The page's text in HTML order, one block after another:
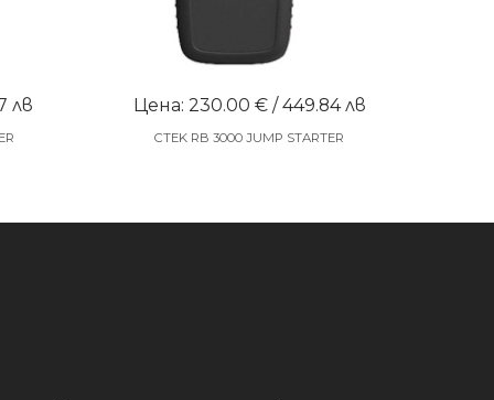
лв Цена: 230.00 € / 449.84 лв
CTEK RB 3000 JUMP STARTER